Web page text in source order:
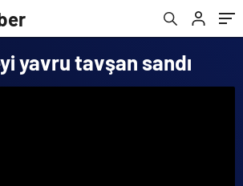
yavru tavşan sandı